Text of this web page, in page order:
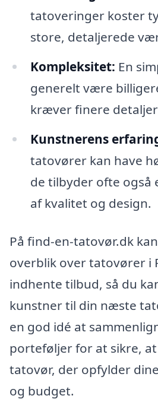
tatoveringer koster
store, detaljerede
Kompleksitet: En
generelt være
kræver finere
Kunstnerens
tatovører kan have
de tilbyder ofte også
af kvalitet og design.
På find-en-tatovør.dk
overblik over tatovører i
indhente tilbud, så du
kunstner til din næste
en god idé at
porteføljer for at sikre,
tatovør, der opfylder
og budget.